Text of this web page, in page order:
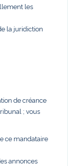
les
la juridiction
de créance
; vous
ce mandataire
annonces